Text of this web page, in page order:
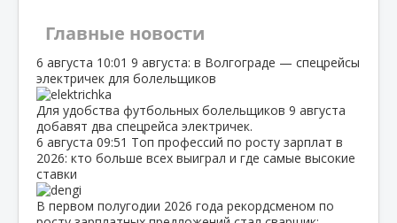
Главные новости
6 августа 10:01 9 августа: в Волгограде — спецрейсы
электричек для болельщиков
Для удобства футбольных болельщиков 9 августа
добавят два спецрейса электричек.
6 августа 09:51 Топ профессий по росту зарплат в
2026: кто больше всех выиграл и где самые высокие
ставки
В первом полугодии 2026 года рекордсменом по